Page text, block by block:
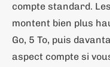
compte standard.
montent bien plus
Go, 5 To, puis
aspect compte si